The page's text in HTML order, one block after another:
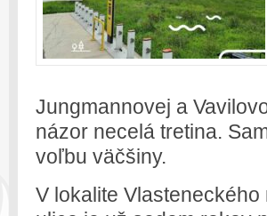
Jungmannovej a
názor necelá tretina.
voľbu väčšiny.
V lokalite